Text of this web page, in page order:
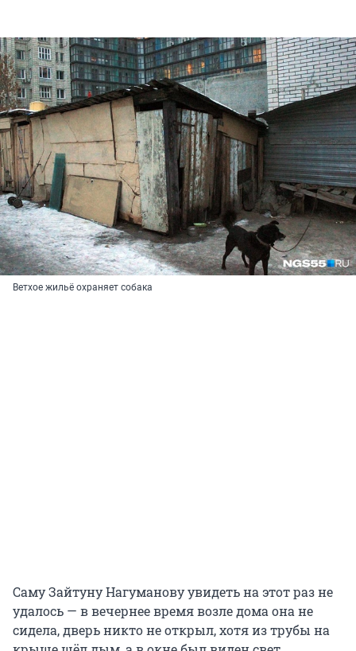
Ветхое жильё охраняет собака
Саму Зайтуну Нагуманову увидеть на этот раз не
удалось — в вечернее время возле дома она не
сидела, дверь никто не открыл, хотя из трубы на